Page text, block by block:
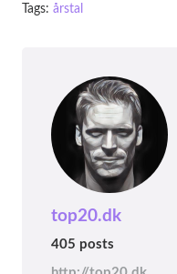
Tags: årstal
top20.dk
405 posts